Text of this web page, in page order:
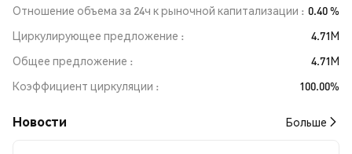
Отношение объема за 24ч к рыночной капитализации
0.40 %
Циркулирующее предложение
4.71M
Общее предложение
4.71M
Коэффициент циркуляции
100.00%
Новости Больше